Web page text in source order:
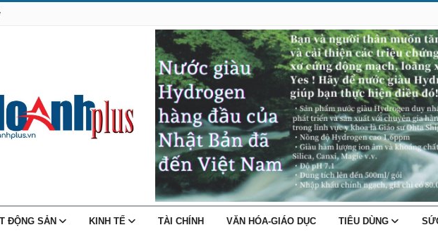
ĐỘNG SẢN KINH TẾ TÀI CHÍNH VĂN HÓA-GIÁO DỤC TIÊU DÙNG